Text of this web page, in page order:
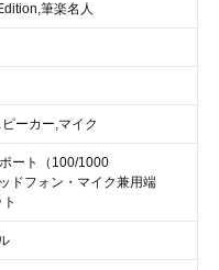
筆楽名人
ーカー,マイク
ート（100/1000
ドフォン・マイク兼用端